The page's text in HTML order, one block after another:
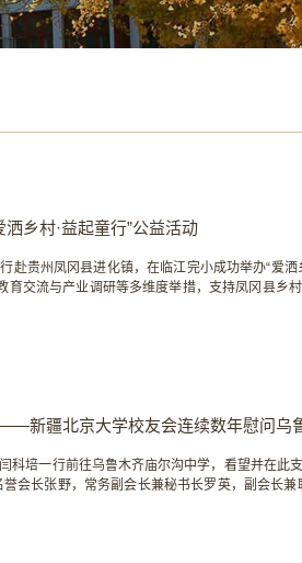
乡村·益起童行”公益活动
赴贵州凤冈县进化镇，在临江完小成功举办“爱洒
交流与产业调研等多维度举措，支持凤冈县乡
村，走访慰问临江村五名困难家庭学生。他们与
科培一行前往乌鲁木齐庙尔沟中学，看望并在此
会长张野，常务副会长兼秘书长罗英，副会长兼
全面介绍了学校的办学情况，以及研支团在学